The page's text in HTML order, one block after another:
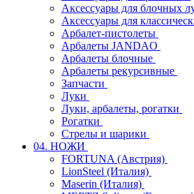
Аксессуары для блочных
Аксессуары для
Арбалет-пистолеты
Арбалеты JANDAO
Арбалеты блочные
Арбалеты рекурсивные
Запчасти
Луки
Луки, арбалеты, рогатки
Рогатки
Стрелы и шарики
04. НОЖИ
FORTUNA (Австрия)
LionSteel (Италия)
Maserin (Италия)